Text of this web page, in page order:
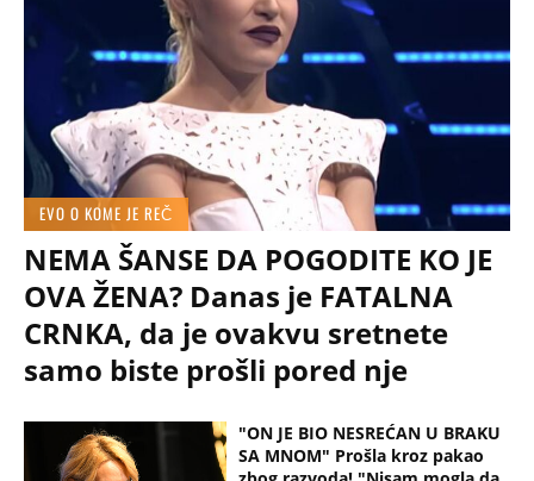
"ON JE BIO NESREĆAN U BRAKU
SA MNOM" Prošla kroz pakao
EVO O KOME JE REČ
NEMA ŠANSE DA POGODITE KO JE
OVA ŽENA? Danas je FATALNA
CRNKA, da je ovakvu sretnete
samo biste prošli pored nje